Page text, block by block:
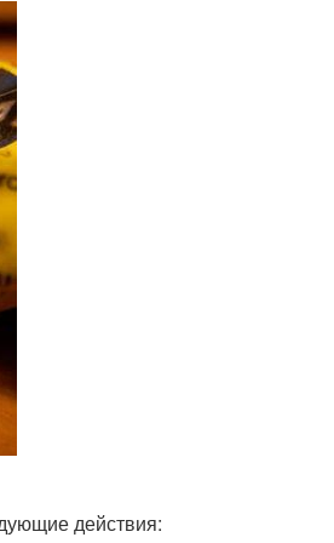
действия: